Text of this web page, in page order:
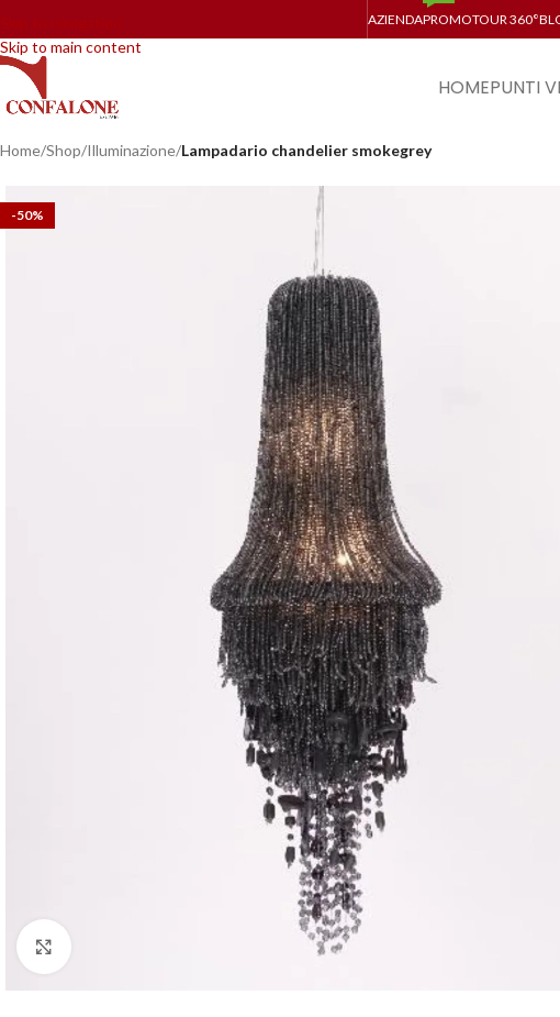
Skip to main content
AZIENDAPROMOTOUR 360°
HOMEPUNTI
Home/Shop/Illuminazione/Lampadario chandelier smokegrey
-50%